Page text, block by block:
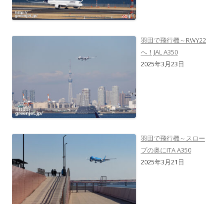
羽田で飛行機～RWY22
へ！JAL A350
2025年3月23日
羽田で飛行機～スロー
プの奥にITA A350
2025年3月21日